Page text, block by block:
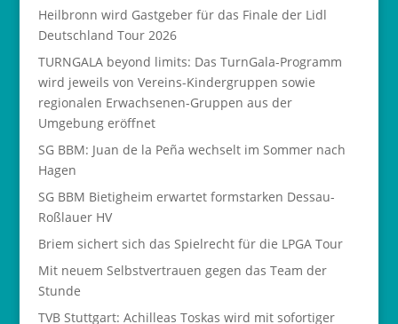
Heilbronn wird Gastgeber für das Finale der Lidl
Deutschland Tour 2026
TURNGALA beyond limits: Das TurnGala-Programm
wird jeweils von Vereins-Kindergruppen sowie
regionalen Erwachsenen-Gruppen aus der
Umgebung eröffnet
SG BBM: Juan de la Peña wechselt im Sommer nach
Hagen
SG BBM Bietigheim erwartet formstarken Dessau-
Roßlauer HV
Briem sichert sich das Spielrecht für die LPGA Tour
Mit neuem Selbstvertrauen gegen das Team der
Stunde
TVB Stuttgart: Achilleas Toskas wird mit sofortiger